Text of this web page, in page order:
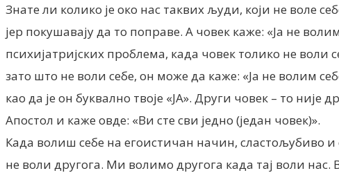
Знате ли колико је око нас таквих људи, који не воле
јер покушавају да то поправе. А човек каже: «Ја не
психијатријских проблема, када човек толико не воли
зато што не воли себе, он може да каже: «Ја не волим
као да је он буквално твоје «ЈА». Други човек – то
Апостол и каже овде: «Ви сте сви једно (један човек)».
Када волиш себе на егоистичан начин, сластољубиво
не воли другога. Ми волимо другога када тај воли